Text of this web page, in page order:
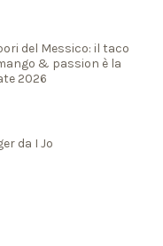
del Messico: il taco
& passion è la
2026
da I Jo